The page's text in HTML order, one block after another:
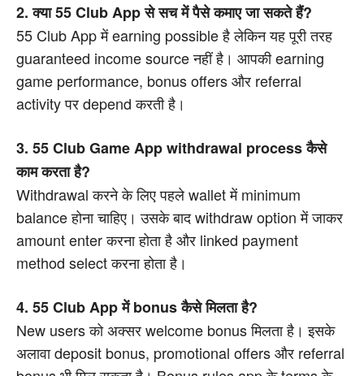
2. क्या 55 Club App से सच में पैसे कमाए जा सकते हैं?
55 Club App में earning possible है लेकिन यह पूरी तरह
guaranteed income source नहीं है। आपकी earning
game performance, bonus offers और referral
activity पर depend करती है।
3. 55 Club Game App withdrawal process कैसे
काम करता है?
Withdrawal करने के लिए पहले wallet में minimum
balance होना चाहिए। उसके बाद withdraw option में जाकर
amount enter करना होता है और linked payment
method select करना होता है।
4. 55 Club App में bonus कैसे मिलता है?
New users को अक्सर welcome bonus मिलता है। इसके
अलावा deposit bonus, promotional offers और referral